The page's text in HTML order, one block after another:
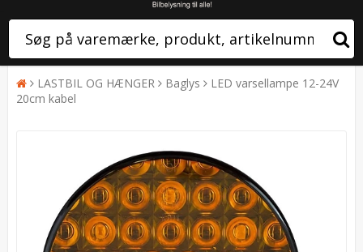
LASTBIL OG HÆNGER Baglys
LED varsellampe 12-24V
20cm kabel